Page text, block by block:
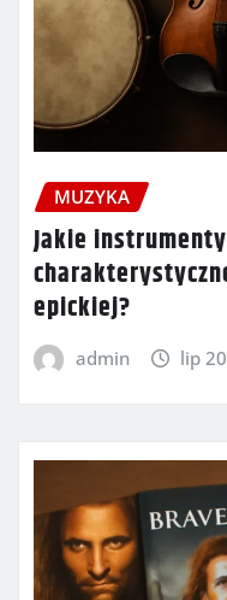
MUZYKA
Jakie
epickiej?
admin lip